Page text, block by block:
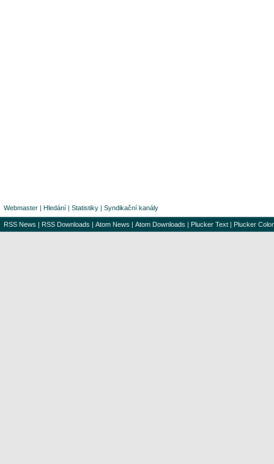
Webmaster | Hledání | Statistiky | Syndikační kanály
RSS News | RSS Downloads | Atom News | Atom Downloads | Plucker Text | Plucker Color